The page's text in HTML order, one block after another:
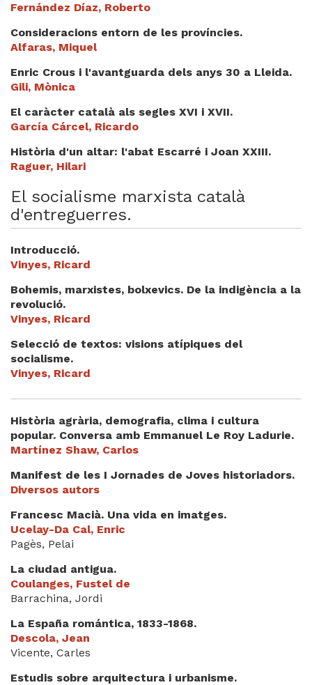
Fernández Díaz, Roberto
Consideracions entorn de les províncies.
Alfaras, Miquel
Enric Crous i l'avantguarda dels anys 30 a Lleida.
Gili, Mònica
El caràcter català als segles XVI i XVII.
García Cárcel, Ricardo
Història d'un altar: l'abat Escarré i Joan XXIII.
Raguer, Hilari
El socialisme marxista català
d'entreguerres.
Introducció.
Vinyes, Ricard
Bohemis, marxistes, bolxevics. De la indigència a la
revolució.
Vinyes, Ricard
Selecció de textos: visions atípiques del
socialisme.
Vinyes, Ricard
Història agrària, demografia, clima i cultura
popular. Conversa amb Emmanuel Le Roy Ladurie.
Martínez Shaw, Carlos
Manifest de les I Jornades de Joves historiadors.
Diversos autors
Francesc Macià. Una vida en imatges.
Ucelay-Da Cal, Enric
Pagès, Pelai
La ciudad antigua.
Coulanges, Fustel de
Barrachina, Jordi
La España romántica, 1833-1868.
Descola, Jean
Vicente, Carles
Estudis sobre arquitectura i urbanisme.